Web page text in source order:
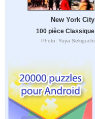
New York City
100 pièce Classique
Photo: Yuya Sekiguchi